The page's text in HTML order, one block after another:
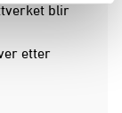
blir
etter